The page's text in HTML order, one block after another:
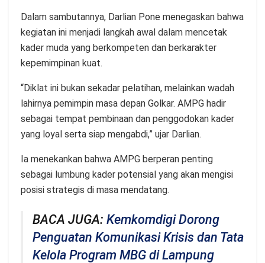
Dalam sambutannya, Darlian Pone menegaskan bahwa
kegiatan ini menjadi langkah awal dalam mencetak
kader muda yang berkompeten dan berkarakter
kepemimpinan kuat.
“Diklat ini bukan sekadar pelatihan, melainkan wadah
lahirnya pemimpin masa depan Golkar. AMPG hadir
sebagai tempat pembinaan dan penggodokan kader
yang loyal serta siap mengabdi,” ujar Darlian.
Ia menekankan bahwa AMPG berperan penting
sebagai lumbung kader potensial yang akan mengisi
posisi strategis di masa mendatang.
BACA JUGA: Kemkomdigi Dorong
Penguatan Komunikasi Krisis dan Tata
Kelola Program MBG di Lampung